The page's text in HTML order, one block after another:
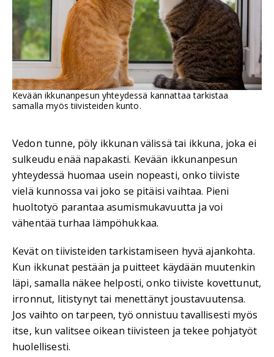
Kevään ikkunanpesun yhteydessä kannattaa tarkistaa
samalla myös tiivisteiden kunto.
Vedon tunne, pöly ikkunan välissä tai ikkuna, joka ei
sulkeudu enää napakasti. Kevään ikkunanpesun
yhteydessä huomaa usein nopeasti, onko tiiviste
vielä kunnossa vai joko se pitäisi vaihtaa. Pieni
huoltotyö parantaa asumismukavuutta ja voi
vähentää turhaa lämpöhukkaa.
Kevät on tiivisteiden tarkistamiseen hyvä ajankohta.
Kun ikkunat pestään ja puitteet käydään muutenkin
läpi, samalla näkee helposti, onko tiiviste kovettunut,
irronnut, litistynyt tai menettänyt joustavuutensa.
Jos vaihto on tarpeen, työ onnistuu tavallisesti myös
itse, kun valitsee oikean tiivisteen ja tekee pohjatyöt
huolellisesti.